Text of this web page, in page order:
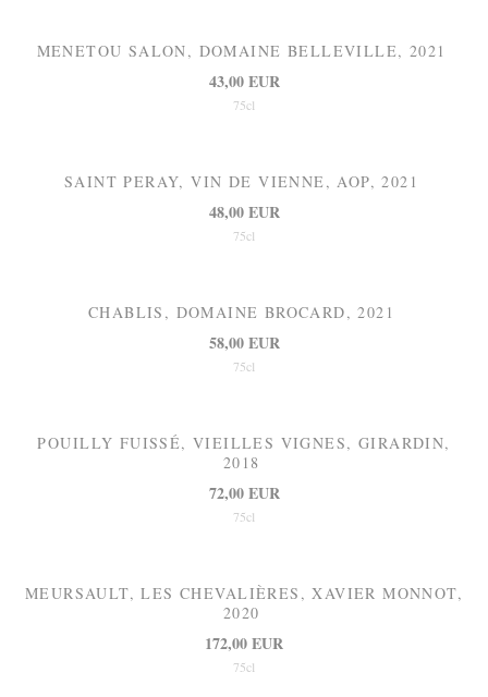
MENETOU SALON, DOMAINE BELLEVILLE, 2021
43,00 EUR
75cl
SAINT PERAY, VIN DE VIENNE, AOP, 2021
48,00 EUR
75cl
CHABLIS, DOMAINE BROCARD, 2021
58,00 EUR
75cl
POUILLY FUISSÉ, VIEILLES VIGNES, GIRARDIN,
2018
72,00 EUR
75cl
MEURSAULT, LES CHEVALIÈRES, XAVIER MONNOT,
2020
172,00 EUR
75cl